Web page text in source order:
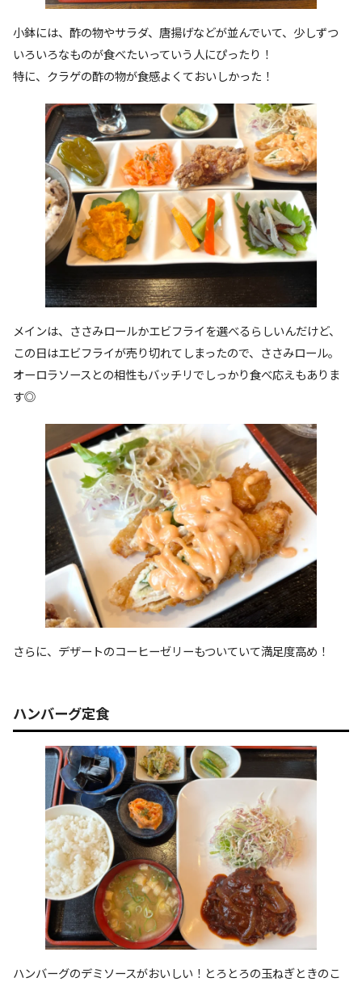
小鉢には、酢の物やサラダ、唐揚げなどが並んでいて、少しずつ
いろいろなものが食べたいっていう人にぴったり！
特に、クラゲの酢の物が食感よくておいしかった！
メインは、ささみロールかエビフライを選べるらしいんだけど、
この日はエビフライが売り切れてしまったので、ささみロール。
オーロラソースとの相性もバッチリでしっかり食べ応えもありま
す◎
さらに、デザートのコーヒーゼリーもついていて満足度高め！
ハンバーグ定食
ハンバーグのデミソースがおいしい！とろとろの玉ねぎときのこ